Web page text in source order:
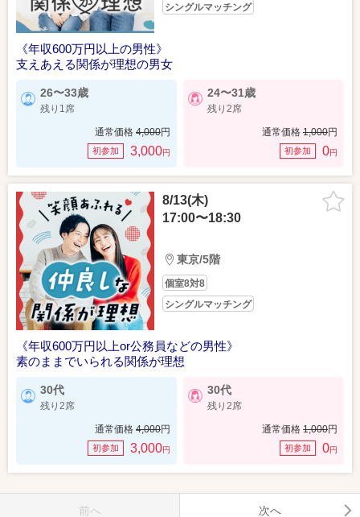
シングルマッチング
《年収600万円以上の男性》
支えあえる関係が理想の男女
26〜33歳
残り1席
通常価格 4,000円
初参加 3,000円
24〜31歳
残り2席
通常価格 1,000円
初参加 0円
8/13(木)
17:00〜18:30
東京/5階
個室8対8
シングルマッチング
《年収600万円以上or公務員などの男性》
素のままでいられる関係が理想
30代
残り2席
通常価格 4,000円
初参加 3,000円
30代
残り2席
通常価格 1,000円
初参加 0円
前へ 次へ